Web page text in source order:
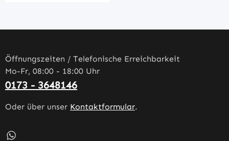
Öffnungszeiten / Telefonische Erreichbarkeit
Mo-Fr, 08:00 - 18:00 Uhr
0173 - 3648146
Oder über unser Kontaktformular.
Schreib uns auf WhatsApp – öffnet in neuem Tab